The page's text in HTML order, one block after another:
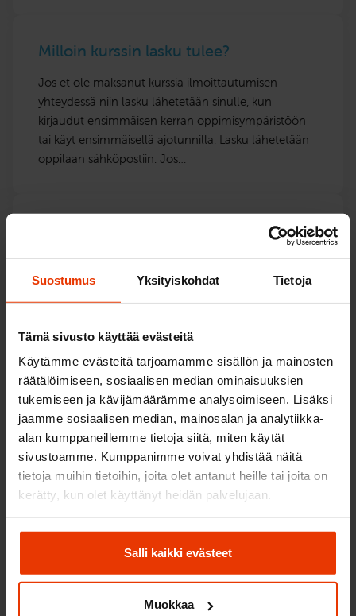
Suostumus Yksityiskohdat Tietoja
Tämä sivusto käyttää evästeitä
Käytämme evästeitä tarjoamamme sisällön ja mainosten
räätälöimiseen, sosiaalisen median ominaisuuksien
tukemiseen ja kävijämäärämme analysoimiseen. Lisäksi
jaamme sosiaalisen median, mainosalan ja analytiikka-
alan kumppaneillemme tietoja siitä, miten käytät
sivustoamme. Kumppanimme voivat yhdistää näitä
tietoja muihin tietoihin, joita olet antanut heille tai joita on
kerätty, kun olet käyttänyt heidän palvelujaan.
Salli kaikki evästeet
Muokkaa
Milloin kurssin lasku tulee?
Jos et ole maksanut kurssia ilmoittautumisen
yhteydessä niin lasku lähetetään sinulle, kun
kirjaudut ensimmäisen kerran oppimisympäristöön
tai käyt ensimmäisellä ajotunnilla. Lasku lähetetään
oppilaan sähköpostiin. Jos…
Jos valitset maksutavaksi laskun, ajokorttikurssin
koko summa tulee olla maksettuna ennen
Muissa tapauksissa, kuten riskikoulutuksessa,
kurssimaksu tulee olla suoritettuna ennen
ensimmäisiä…
Vaikuttavatko aiemmat ajo-oikeudet
kurssin hintaan?
Olemme suunnitelleet ajokorttipakettimme siten,
Jos tarvitset apua valinnassa, voit aina soittaa
asiakaspalveluumme. Voit valita paketeista sinulle
mieluisimman oman harkintasi…